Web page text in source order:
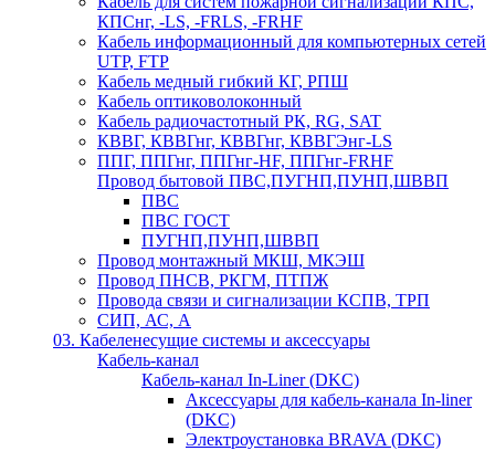
КПСнг, -LS, -FRLS, -FRHF
Кабель информационный для компьютерных сетей
UTP, FTP
Кабель медный гибкий КГ, РПШ
Кабель оптиковолоконный
Кабель радиочастотный РК, RG, SAT
КВВГ, КВВГнг, КВВГнг, КВВГЭнг-LS
ППГ, ППГнг, ППГнг-HF, ППГнг-FRHF
Провод бытовой ПВС,ПУГНП,ПУНП,ШВВП
ПВС
ПВС ГОСТ
ПУГНП,ПУНП,ШВВП
Провод монтажный МКШ, МКЭШ
Провод ПНСВ, РКГМ, ПТПЖ
Провода связи и сигнализации КСПВ, ТРП
СИП, АС, А
03. Кабеленесущие системы и аксессуары
Кабель-канал
Кабель-канал In-Liner (DKC)
Аксессуары для кабель-канала In-liner
(DKC)
Электроустановка BRAVA (DKC)